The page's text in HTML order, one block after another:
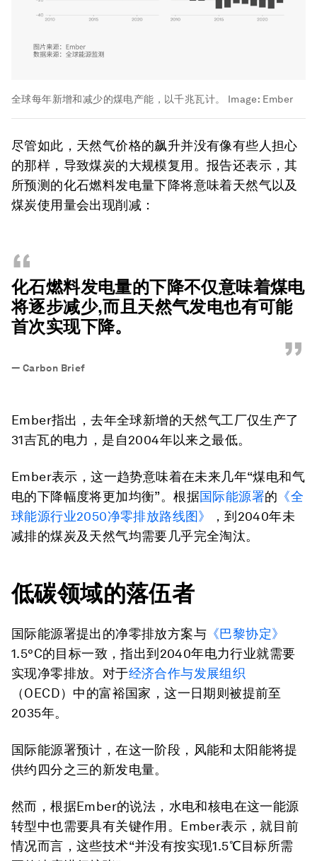
全球每年新增和减少的煤电产能，以千兆瓦计。 Image: Ember
尽管如此，天然气价格的飙升并没有像有些人担心
的那样，导致煤炭的大规模复用。报告还表示，其
所预测的化石燃料发电量下降将意味着天然气以及
煤炭使用量会出现削减：
“
化石燃料发电量的下降不仅意味着煤电
将逐步减少,而且天然气发电也有可能
首次实现下降。
”
— Carbon Brief
Ember指出，去年全球新增的天然气工厂仅生产了
31吉瓦的电力，是自2004年以来之最低。
Ember表示，这一趋势意味着在未来几年“煤电和气
电的下降幅度将更加均衡”。根据国际能源署的 《全
球能源行业2050净零排放路线图》
，到2040年未
减排的煤炭及天然气均需要几乎完全淘汰。
低碳领域的落伍者
国际能源署提出的净零排放方案与 《巴黎协定》
1.5°C的目标一致，指出到2040年电力行业就需要
实现净零排放。对于经济合作与发展组织
（OECD）中的富裕国家，这一日期则被提前至
2035年。
国际能源署预计，在这一阶段，风能和太阳能将提
供约四分之三的新发电量。
然而，根据Ember的说法，水电和核电在这一能源
转型中也需要具有关键作用。Ember表示，就目前
情况而言，这些技术“并没有按实现1.5℃目标所需